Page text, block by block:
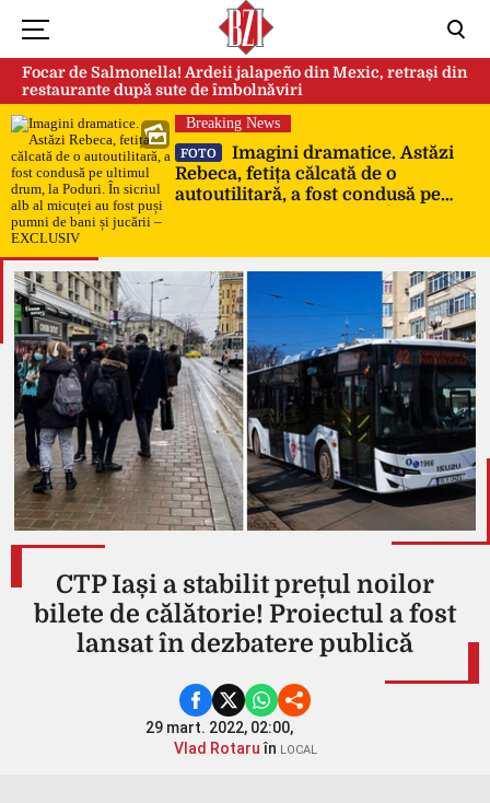
Focar de Salmonella! Ardeii jalapeño din Mexic, retrași din
restaurante după sute de îmbolnăviri
Breaking News
FOTO
Imagini dramatice. Astăzi
Rebeca, fetița călcată de o
autoutilitară, a fost condusă pe
de bani și jucării – EXCLUSIV
CTP Iași a stabilit prețul noilor
bilete de călătorie! Proiectul a fost
lansat în dezbatere publică
29 mart. 2022, 02:00,
Vlad Rotaruîn LOCAL